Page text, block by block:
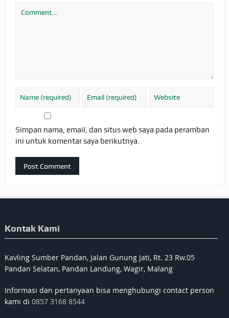
Simpan nama, email, dan situs web saya pada peramban
ini untuk komentar saya berikutnya.
Kontak Kami
Kavling Sumber Pandan, Jalan Gunung Jati, Rt. 23 Rw.05
Pandan Selatan, Pandan Landung, Wagir, Malang
Informasi dan pertanyaan bisa menghubungi contact person
kami di 0857 3168 8544